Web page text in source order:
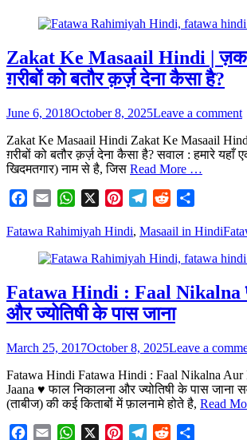
Zakat Ke Masaail Hindi |
ग़रीबों को बतौर क़र्ज़ देना कैसा है?
Posted
June 6, 2018October 8, 2025Leave a comment
Zakat Ke Masaail Hindi Zakat Ke Masaail
ग़रीबों को बतौर क़र्ज़ देना कैसा है? सवाल : हमारे यहाँ
खिदमतगार) नाम से है, जिस Read More …
Facebook
Email WhatsApp
X PinterestTelegram
Reddit
Categories
Fatawa Rahimiyah Hindi, Masaail in HindiTags
Fatawa Hindi : Faal Nikalna
और ज्योतिषी के पास जाना
Posted
March 25, 2017October 8, 2025Leave a
Fatawa Hindi Fatawa Hindi : Faal Nikalna Aur
Jaana ♥ फाल निकालना और ज्योतिषी के पास जाना
(ताबीज) की कई किताबों में फ़ालनामे होते है, Read
Facebook
Email WhatsApp
X PinterestTelegram
Reddit